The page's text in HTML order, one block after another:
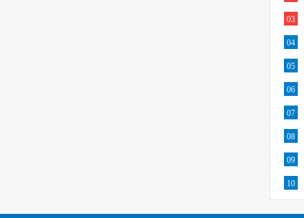
03
04
05
06
07
08
09
10